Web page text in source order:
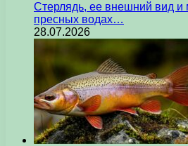
Стерлядь, ее внешний вид и
пресных водах…
28.07.2026